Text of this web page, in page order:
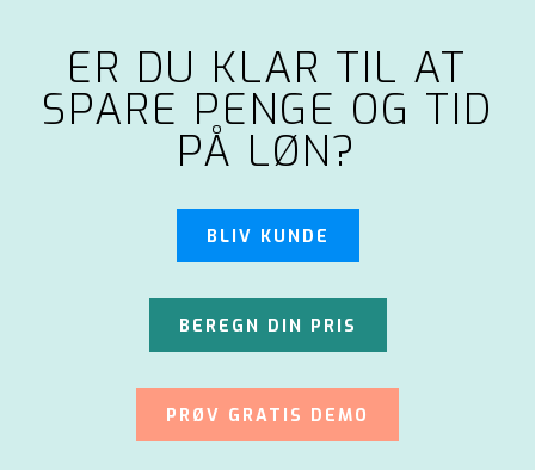
ER DU KLAR TIL AT
SPARE PENGE OG TID
PÅ LØN?
BLIV KUNDE
BEREGN DIN PRIS
PRØV GRATIS DEMO